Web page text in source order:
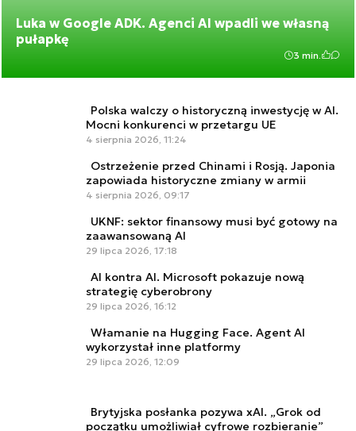
Luka w Google ADK. Agenci AI wpadli we własną
pułapkę
3 min.
Polska walczy o historyczną inwestycję w AI.
Mocni konkurenci w przetargu UE
4 sierpnia 2026, 11:24
Ostrzeżenie przed Chinami i Rosją. Japonia
zapowiada historyczne zmiany w armii
4 sierpnia 2026, 09:17
UKNF: sektor finansowy musi być gotowy na
zaawansowaną AI
29 lipca 2026, 17:18
AI kontra AI. Microsoft pokazuje nową
strategię cyberobrony
29 lipca 2026, 16:12
Włamanie na Hugging Face. Agent AI
wykorzystał inne platformy
29 lipca 2026, 12:09
Brytyjska posłanka pozywa xAI. „Grok od
początku umożliwiał cyfrowe rozbieranie”